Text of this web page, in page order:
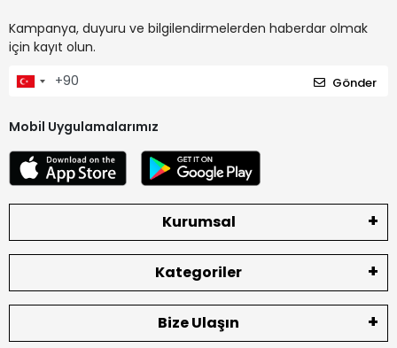
Kampanya, duyuru ve bilgilendirmelerden haberdar olmak
için kayıt olun.
Gönder
Mobil Uygulamalarımız
Kurumsal
Kategoriler
Bize Ulaşın